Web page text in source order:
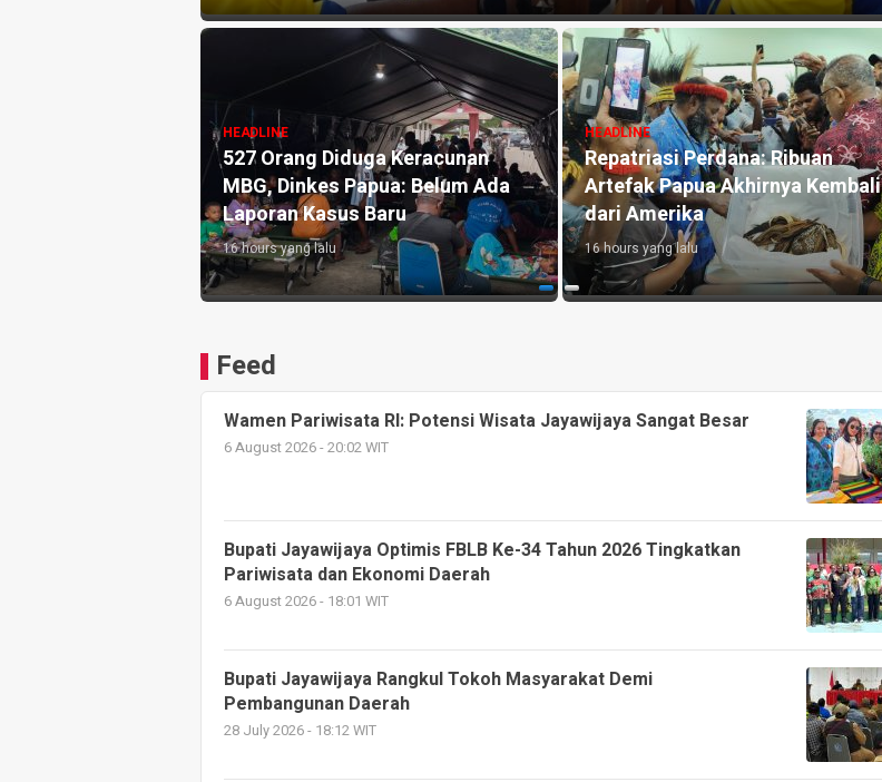
HEADLINE
527 Orang Diduga Keracunan
MBG, Dinkes Papua: Belum Ada
Laporan Kasus Baru
16 hours yang lalu
HEADLINE
Repatriasi Perdana: Ribuan
Artefak Papua Akhirnya Kembali
dari Amerika
16 hours yang lalu
Feed
Wamen Pariwisata RI: Potensi Wisata Jayawijaya Sangat Besar
6 August 2026 - 20:02 WIT
Bupati Jayawijaya Optimis FBLB Ke-34 Tahun 2026 Tingkatkan
Pariwisata dan Ekonomi Daerah
6 August 2026 - 18:01 WIT
Bupati Jayawijaya Rangkul Tokoh Masyarakat Demi
Pembangunan Daerah
28 July 2026 - 18:12 WIT